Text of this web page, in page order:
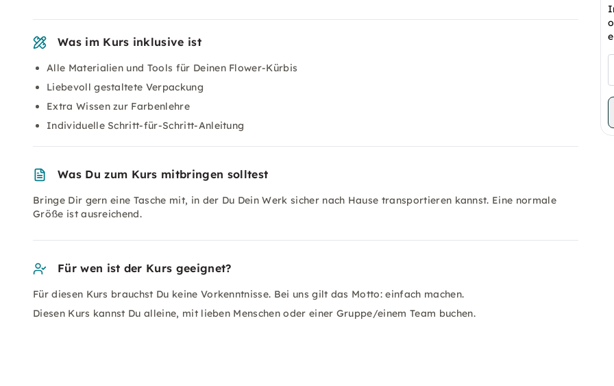
Was im Kurs inklusive ist
Alle Materialien und Tools für Deinen Flower-Kürbis
Liebevoll gestaltete Verpackung
Extra Wissen zur Farbenlehre
Individuelle Schritt-für-Schritt-Anleitung
Was Du zum Kurs mitbringen solltest
Bringe Dir gern eine Tasche mit, in der Du Dein Werk sicher nach Hause transportieren kannst. Eine normale
Größe ist ausreichend.
Für wen ist der Kurs geeignet?
Für diesen Kurs brauchst Du keine Vorkenntnisse. Bei uns gilt das Motto: einfach machen.
Diesen Kurs kannst Du alleine, mit lieben Menschen oder einer Gruppe/einem Team buchen.